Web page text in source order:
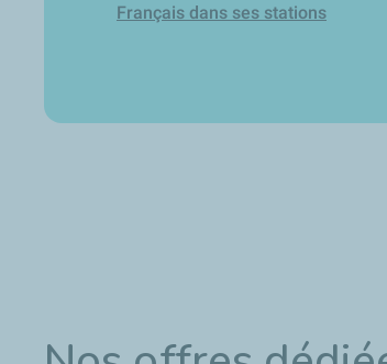
Français dans ses stations